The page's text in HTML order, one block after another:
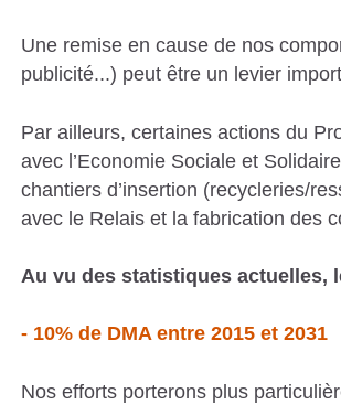
Une remise en cause de nos
publicité...) peut être un levier
Par ailleurs, certaines actions du
avec l’Economie Sociale et
chantiers d’insertion (recycleries/
avec le Relais et la fabrication des
Au vu des statistiques
- 10% de DMA entre 2015 et 2031
Nos efforts porterons plus